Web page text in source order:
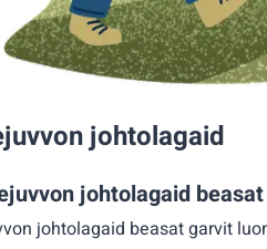
johtolagaid
johtolagaid
johtolagaid beasat garvit